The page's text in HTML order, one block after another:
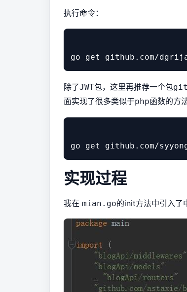
执行命令：
除了JWT包，这里再推荐一个包
面实现了很多类似于php函数的方
实现过程
我在 mian.go的init方法中引入了